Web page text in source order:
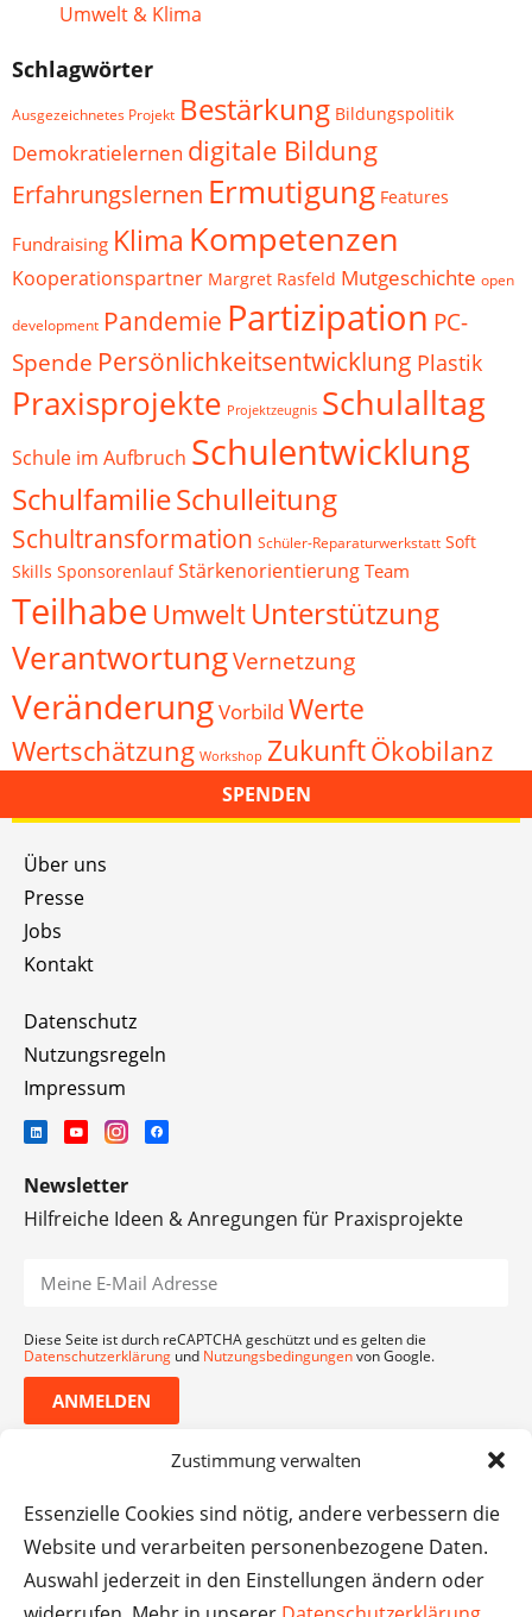
Zustimmung verwalten
Essenzielle Cookies sind nötig, andere verbessern die
Website und verarbeiten personenbezogene Daten.
Auswahl jederzeit in den Einstellungen ändern oder
Umwelt & Klima
Schlagwörter
Ausgezeichnetes Projekt Bestärkung Bildungspolitik
Demokratielernen digitale Bildung
Erfahrungslernen Ermutigung Features
Fundraising Klima Kompetenzen
Kooperationspartner Margret Rasfeld Mutgeschichte open
development Pandemie Partizipation PC-
Spende Persönlichkeitsentwicklung Plastik
Praxisprojekte Projektzeugnis Schulalltag
Schule im Aufbruch Schulentwicklung
SchulfamilieSchulleitung
Schultransformation Schüler-Reparaturwerkstatt Soft
Skills Sponsorenlauf Stärkenorientierung Team
Teilhabe Umwelt Unterstützung
VerantwortungVernetzung
VeränderungVorbild Werte
Wertschätzung Workshop ZukunftÖkobilanz
SPENDEN
Über uns
Presse
Jobs
Kontakt
Datenschutz
Nutzungsregeln
Impressum
Newsletter
Hilfreiche Ideen & Anregungen für Praxisprojekte
Diese Seite ist durch reCAPTCHA geschützt und es gelten die
Datenschutzerklärung und Nutzungsbedingungenvon Google.
ANMELDEN